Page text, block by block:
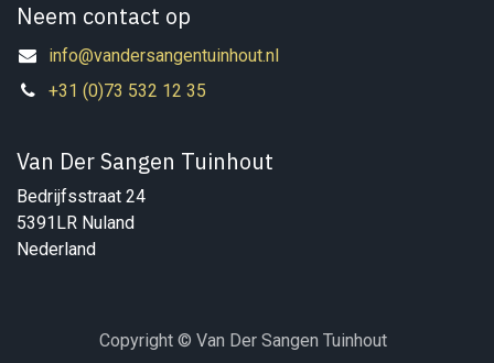
Neem contact op
info@vandersangentuinhout.nl
+31 (0)73 532 12 35
Van Der Sangen Tuinhout
Bedrijfsstraat 24
5391LR Nuland
Nederland
Copyright © Van Der Sangen Tuinhout